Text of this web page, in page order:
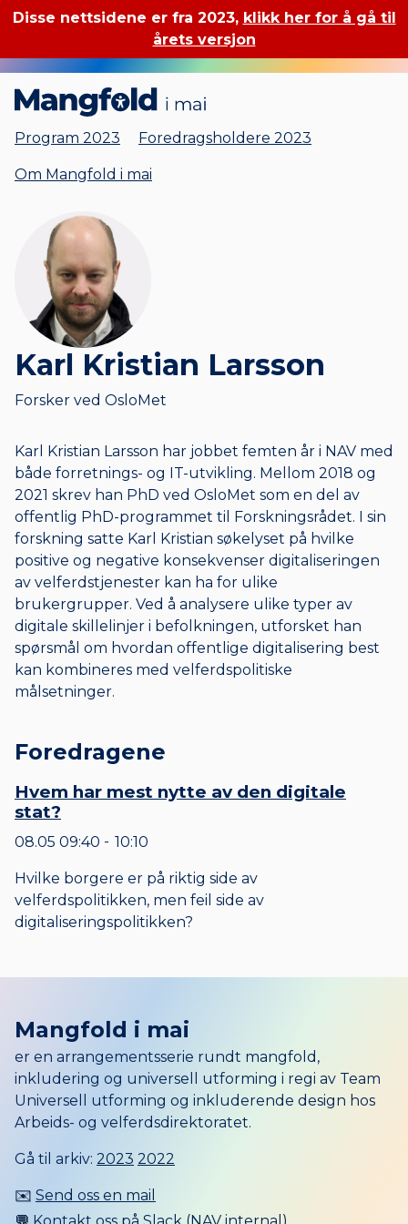
Disse nettsidene er fra 2023, klikk her for å gå til
årets versjon
Program 2023 Foredragsholdere 2023
Om Mangfold i mai
Karl Kristian Larsson
Forsker ved OsloMet
Karl Kristian Larsson har jobbet femten år i NAV med
både forretnings- og IT-utvikling. Mellom 2018 og
2021 skrev han PhD ved OsloMet som en del av
offentlig PhD-programmet til Forskningsrådet. I sin
forskning satte Karl Kristian søkelyset på hvilke
positive og negative konsekvenser digitaliseringen
av velferdstjenester kan ha for ulike
brukergrupper. Ved å analysere ulike typer av
digitale skillelinjer i befolkningen, utforsket han
spørsmål om hvordan offentlige digitalisering best
kan kombineres med velferdspolitiske
målsetninger.
Foredragene
Hvem har mest nytte av den digitale
stat?
08.05 09:40
10:10
Hvilke borgere er på riktig side av
velferdspolitikken, men feil side av
digitaliseringspolitikken?
Mangfold i mai
er en arrangementsserie rundt mangfold,
inkludering og universell utforming i regi av Team
Universell utforming og inkluderende design hos
Arbeids- og velferdsdirektoratet.
Gå til arkiv: 2023 2022
✉️ Send oss en mail